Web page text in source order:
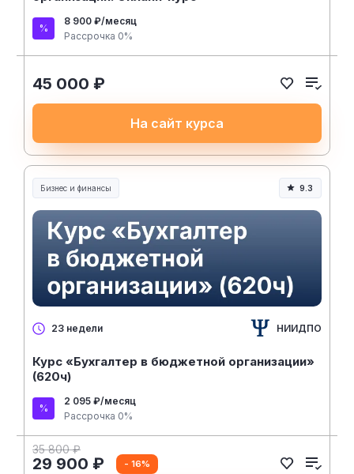
8 900 ₽/месяц
Рассрочка 0%
45 000 ₽
На сайт курса
Бизнес и финансы 9.3
23 недели НИИДПО
Курс «Бухгалтер в бюджетной организации»
(620ч)
2 095 ₽/месяц
Рассрочка 0%
35 800 ₽
29 900 ₽ - 16%